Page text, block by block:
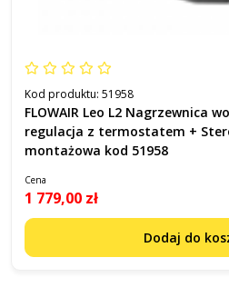
Kod produktu: 51958
FLOWAIR Leo L2 Nagrzewnica
regulacja z termostatem +
montażowa kod 51958
Cena
1 779,00 zł
Dodaj do